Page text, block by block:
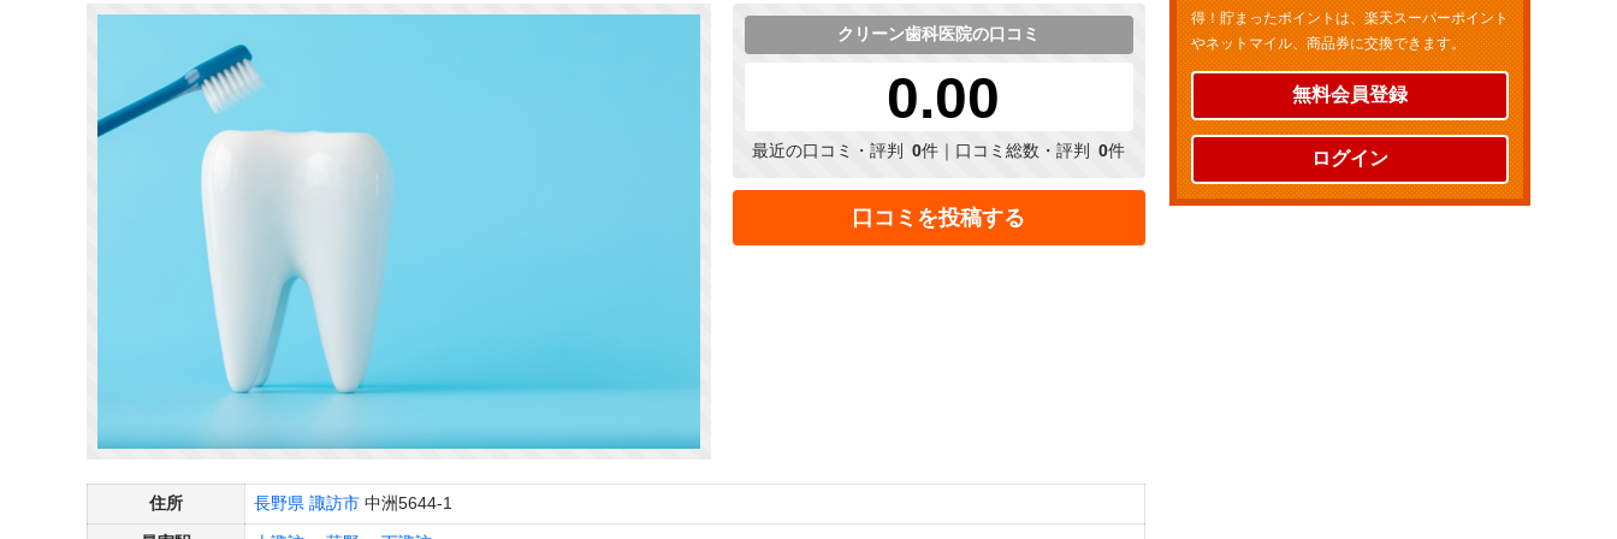
クリーン歯科医院の口コミ
0.00
最近の口コミ・評判 0件｜口コミ総数・評判 0件
口コミを投稿する
住所 長野県 諏訪市 中洲5644-1
得！貯まったポイントは、楽天スーパーポイント
やネットマイル、商品券に交換できます。
無料会員登録
ログイン